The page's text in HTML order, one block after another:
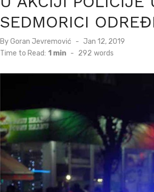
SEDMORICI
ByGoran Jevremović
Posted
on
Jan 12, 2019
Time to Read: 1 min - 292 words